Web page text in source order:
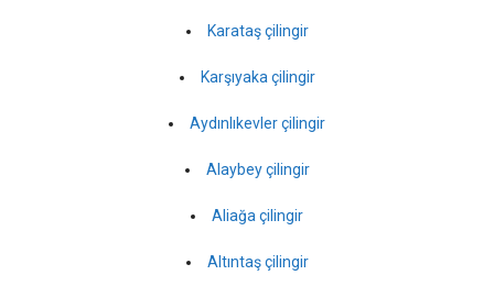
Karataş çilingir
Karşıyaka çilingir
Aydınlıkevler çilingir
Alaybey çilingir
Aliağa çilingir
Altıntaş çilingir